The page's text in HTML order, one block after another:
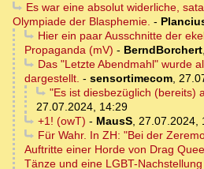
Es war eine absolut widerliche,
Olympiade der Blasphemie. -
Hier ein paar Ausschnitte der
Propaganda (mV) - BerndBorchert,
Das "Letzte Abendmahl" wurde
dargestellt. - sensortimecom,
"Es ist diesbezüglich (bereits)
27.07.2024, 14:29
+1! (owT) - MausS, 27.07.2024,
Für Wahr. In ZH: "Bei der
Auftritte einer Horde von Drag
Tänze und eine LGBT-